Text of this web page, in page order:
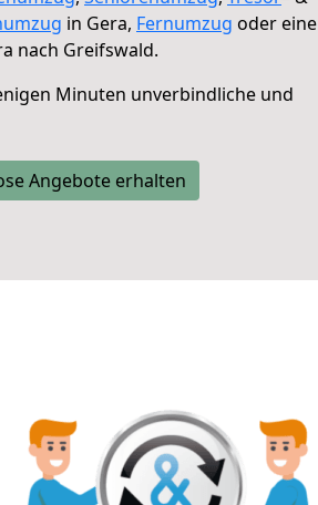
in Gera, Fernumzug oder eine
nach Greifswald.
Minuten unverbindliche und
Angebote erhalten